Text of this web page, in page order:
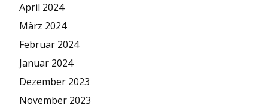
April 2024
März 2024
Februar 2024
Januar 2024
Dezember 2023
November 2023